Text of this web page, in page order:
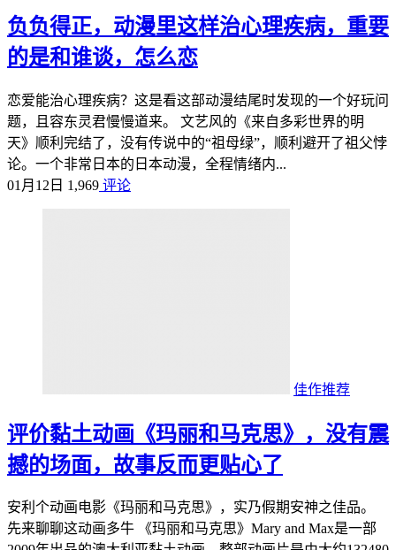
负负得正，动漫里这样治心理疾病，重要
的是和谁谈，怎么恋
恋爱能治心理疾病？这是看这部动漫结尾时发现的一个好玩问
题，且容东灵君慢慢道来。 文艺风的《来自多彩世界的明
天》顺利完结了，没有传说中的“祖母绿”，顺利避开了祖父悖
论。一个非常日本的日本动漫，全程情绪内...
01月12日 1,969 评论
佳作推荐
评价黏土动画《玛丽和马克思》，没有震
撼的场面，故事反而更贴心了
安利个动画电影《玛丽和马克思》，实乃假期安神之佳品。
先来聊聊这动画多牛 《玛丽和马克思》Mary and Max是一部